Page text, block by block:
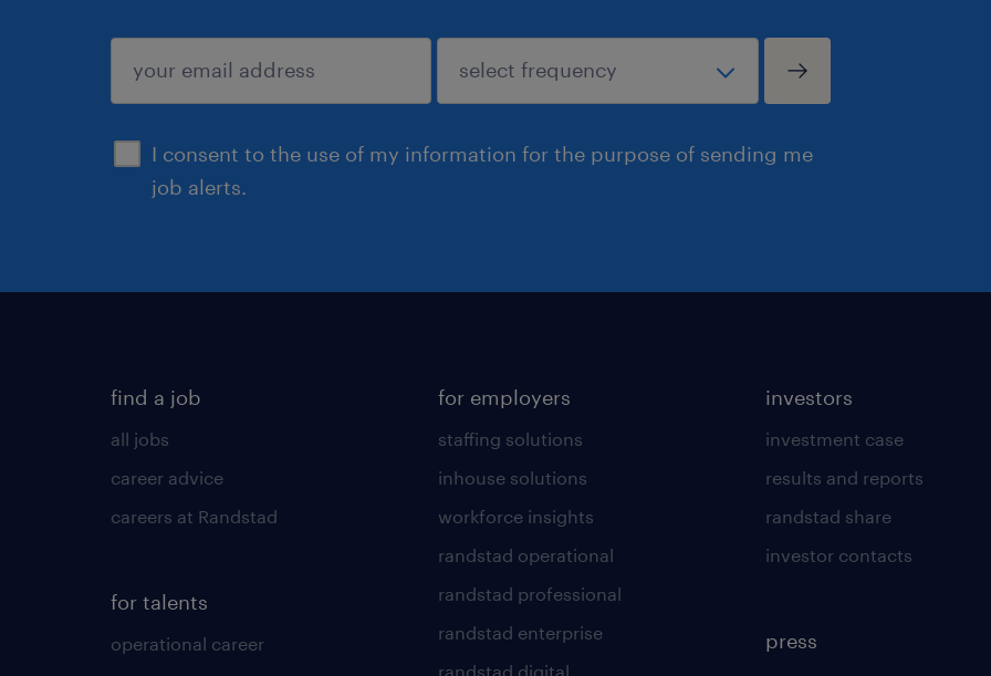
I consent to the use of my information for the purpose of sending me
job alerts.
submit
find a job
all jobs
career advice
careers at Randstad
for talents
operational career
for employers
staffing solutions
inhouse solutions
workforce insights
randstad operational
randstad professional
randstad enterprise
randstad digital
investors
investment case
results and reports
randstad share
investor contacts
press